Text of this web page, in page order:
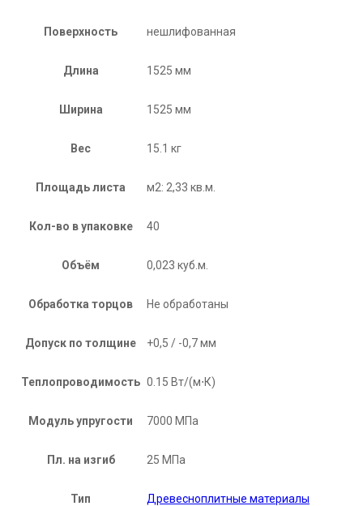
Поверхность нешлифованная
Длина 1525 мм
Ширина 1525 мм
Вес 15.1 кг
Площадь листа м2: 2,33 кв.м.
Кол-во в упаковке 40
Объём 0,023 куб.м.
Обработка торцов Не обработаны
Допуск по толщине +0,5 / -0,7 мм
Теплопроводимость 0.15 Вт/(м⋅К)
Модуль упругости 7000 МПа
Пл. на изгиб 25 МПа
Тип Древесноплитные материалы